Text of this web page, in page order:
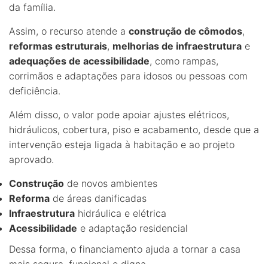
da família.
Assim, o recurso atende a construção de cômodos,
reformas estruturais, melhorias de infraestrutura e
adequações de acessibilidade, como rampas,
corrimãos e adaptações para idosos ou pessoas com
deficiência.
Além disso, o valor pode apoiar ajustes elétricos,
hidráulicos, cobertura, piso e acabamento, desde que a
intervenção esteja ligada à habitação e ao projeto
aprovado.
Construção de novos ambientes
Reforma de áreas danificadas
Infraestrutura hidráulica e elétrica
Acessibilidade e adaptação residencial
Dessa forma, o financiamento ajuda a tornar a casa